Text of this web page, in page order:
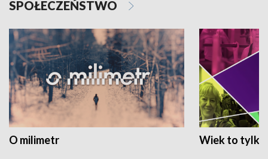
SPOŁECZEŃSTWO
O milimetr Wiek to tylko